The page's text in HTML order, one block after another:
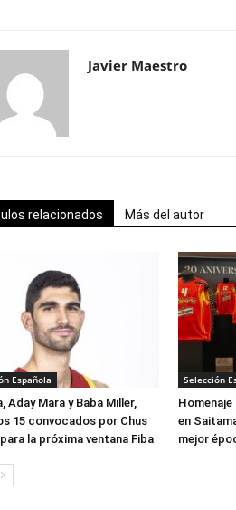
Javier Maestro
relacionados Más del autor
Española
Aday Mara y Baba Miller,
15 convocados por Chus
la próxima ventana Fiba
Selección
en
mejor